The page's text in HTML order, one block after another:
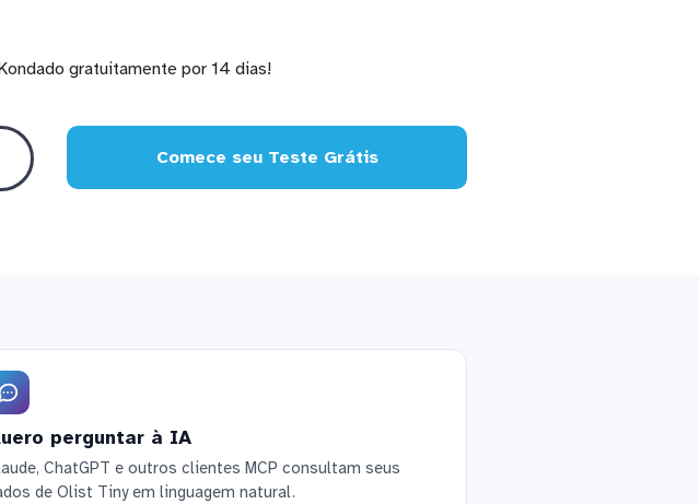
gratuitamente por 14 dias!
Comece seu Teste Grátis
perguntar à IA
ChatGPT e outros clientes MCP consultam seus
de Olist Tiny em linguagem natural.